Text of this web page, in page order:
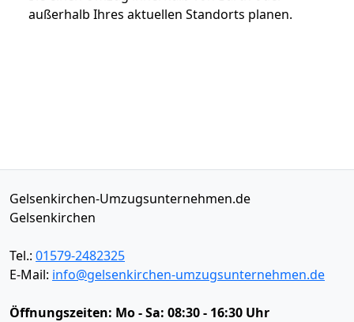
außerhalb Ihres aktuellen Standorts planen.
Gelsenkirchen-Umzugsunternehmen.de
Gelsenkirchen
Tel.: 01579-2482325
E-Mail: info@gelsenkirchen-umzugsunternehmen.de
Öffnungszeiten: Mo - Sa: 08:30 - 16:30 Uhr